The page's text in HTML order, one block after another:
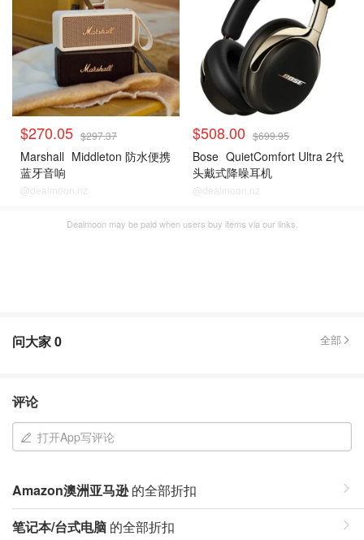
$270.05 $297.37
Marshall Middleton 防水便携
蓝牙音响
@dealmoon.nz
$508.00 $699.95
Bose QuietComfort Ultra 2代
头戴式降噪耳机
@dealmoon.nz
Dealmoon may be paid when users buy items via our links.
问大家0 全部
评论
打开App写评论
Amazon澳洲亚马逊的全部折扣
笔记本/台式电脑 的全部折扣